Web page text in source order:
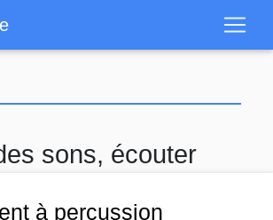
contenu
sons, écouter
à percussion